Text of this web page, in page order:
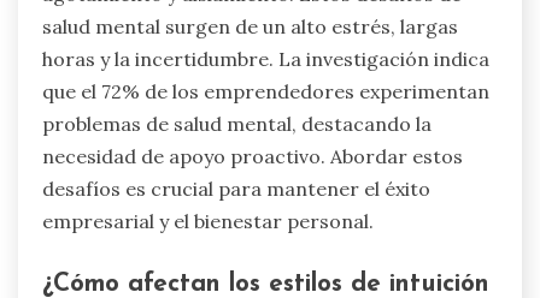
salud mental surgen de un alto estrés, largas
horas y la incertidumbre. La investigación indica
que el 72% de los emprendedores experimentan
problemas de salud mental, destacando la
necesidad de apoyo proactivo. Abordar estos
desafíos es crucial para mantener el éxito
empresarial y el bienestar personal.
¿Cómo afectan los estilos de intuición